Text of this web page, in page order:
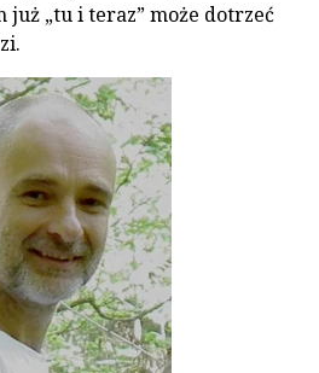
„tu i teraz” może dotrzeć